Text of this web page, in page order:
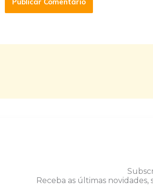
Receba as últimas